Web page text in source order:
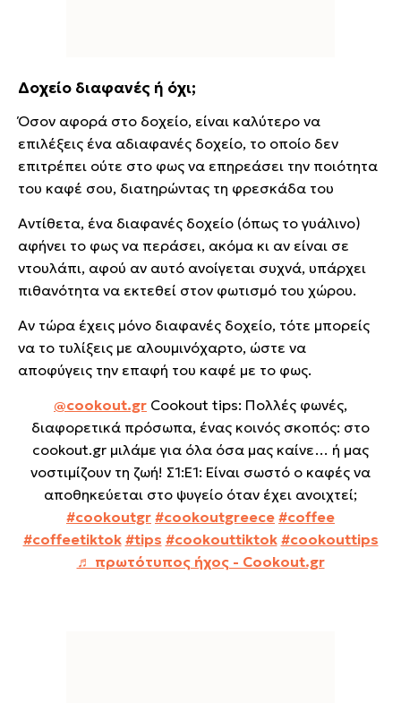
Δοχείο διαφανές ή όχι;
Όσον αφορά στο δοχείο, είναι καλύτερο να
επιλέξεις ένα αδιαφανές δοχείο, το οποίο δεν
επιτρέπει ούτε στο φως να επηρεάσει την ποιότητα
του καφέ σου, διατηρώντας τη φρεσκάδα του
Αντίθετα, ένα διαφανές δοχείο (όπως το γυάλινο)
αφήνει το φως να περάσει, ακόμα κι αν είναι σε
ντουλάπι, αφού αν αυτό ανοίγεται συχνά, υπάρχει
πιθανότητα να εκτεθεί στον φωτισμό του χώρου.
Αν τώρα έχεις μόνο διαφανές δοχείο, τότε μπορείς
να το τυλίξεις με αλουμινόχαρτο, ώστε να
αποφύγεις την επαφή του καφέ με το φως.
@cookout.gr Cookout tips: Πολλές φωνές,
διαφορετικά πρόσωπα, ένας κοινός σκοπός: στο
cookout.gr μιλάμε για όλα όσα μας καίνε… ή μας
νοστιμίζουν τη ζωή! Σ1:Ε1: Είναι σωστό ο καφές να
αποθηκεύεται στο ψυγείο όταν έχει ανοιχτεί;
#cookoutgr #cookoutgreece #coffee
#coffeetiktok #tips #cookouttiktok #cookouttips
♬ πρωτότυπος ήχος - Cookout.gr